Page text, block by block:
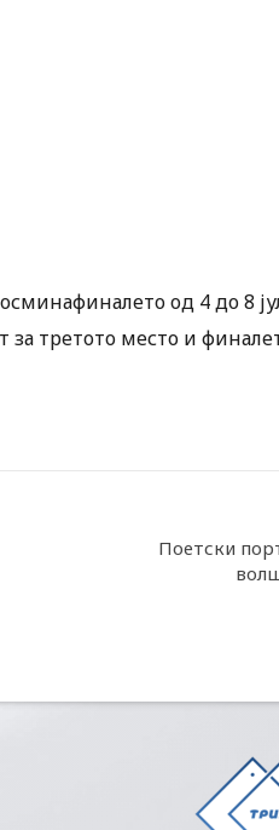
од 4 до 8
за третото место и
Поетски